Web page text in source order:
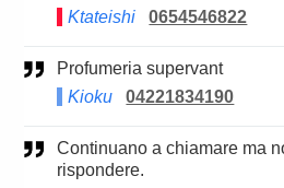
Ktateishi
0654546822
Profumeria supervant
Kioku
04221834190
Continuano a chiamare ma non si riesce mai a
rispondere.